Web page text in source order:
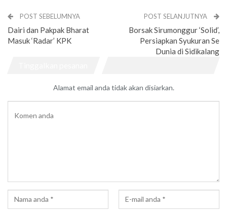
POST SEBELUMNYA
Dairi dan Pakpak Bharat
Masuk ‘Radar’ KPK
POST SELANJUTNYA
Borsak Sirumonggur ‘Solid’,
Persiapkan Syukuran Se
Dunia di Sidikalang
Alamat email anda tidak akan disiarkan.